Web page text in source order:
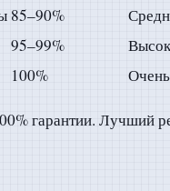
85–90%
95–99%
100%
гарантии. Лучший